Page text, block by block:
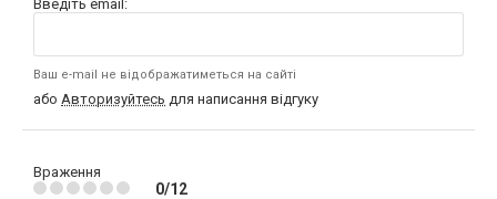
Введіть email:
Ваш e-mail не відображатиметься на сайті
або Авторизуйтесь для написання відгуку
Враження
0/12